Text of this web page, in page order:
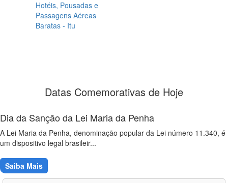
Hotéis, Pousadas e
Passagens Aéreas
Baratas - Itu
Datas Comemorativas de Hoje
Dia da Sanção da Lei Maria da Penha
A Lei Maria da Penha, denominação popular da Lei número 11.340, é
um dispositivo legal brasileir...
Saiba Mais